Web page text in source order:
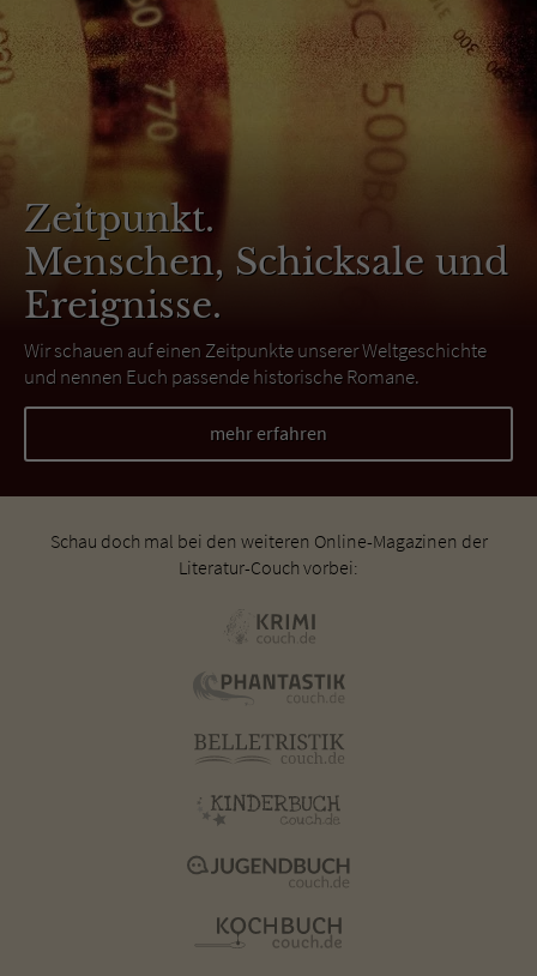
Zeitpunkt.
Menschen, Schicksale und
Ereignisse.
Wir schauen auf einen Zeitpunkte unserer Weltgeschichte
und nennen Euch passende historische Romane.
mehr erfahren
Schau doch mal bei den weiteren Online-Magazinen der
Literatur-Couch vorbei: